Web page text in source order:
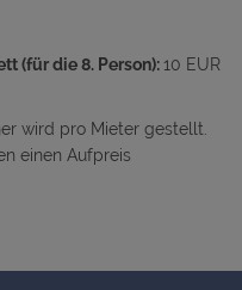
(für die 8. Person):10 EUR
wird pro Mieter gestellt.
einen Aufpreis